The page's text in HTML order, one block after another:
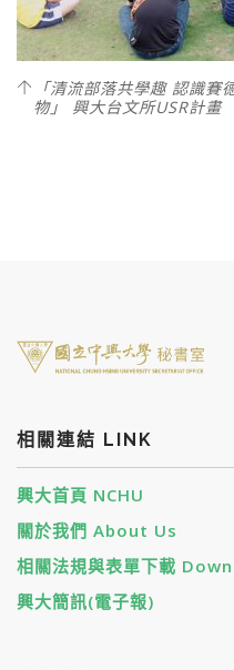
「清流部落共學趣 認識賽
物」 興大台文所USR計畫
相關連結 LINK
興大首頁 NCHU
關於我們 About Us
相關法規與表單下載
興大簡訊(電子報)